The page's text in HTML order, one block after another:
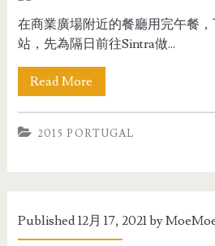
在商業廣場附近的餐廳用完午餐
站，先為隔日前往Sintra做...
Read More
2015 PORTUGAL
Published 12月 17, 2021 by